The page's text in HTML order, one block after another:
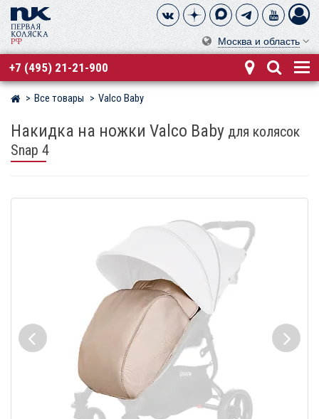
Москва и область
+7 (495) 21-21-900
Магазин детских колясок
Все товары Valco Baby
Накидка на ножки Valco Baby для колясок
Snap 4